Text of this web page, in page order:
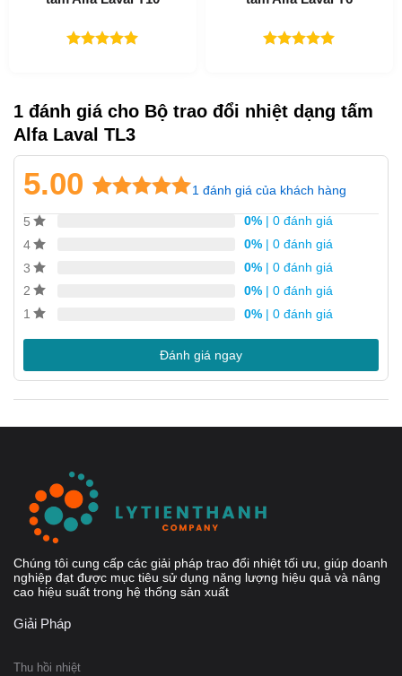
Ứng dụng của trao đổi nhiệt Alfa Laval TL3
Ngành công nghiệp hóa chất.
Năng lượng và hệ thống phụ trợ (Utility)
Máy móc và Sản xuất
Hàng hải và Vận tải
Khai thác, Khoáng sản và Bột màu công nghiệp
Bột giấy và Giấy
Công Nghiệp bán dẫn và Điện tử
Ngành Thép
1 đánh giá cho Bộ trao đổi nhiệt dạng tấm
Alfa Laval TL3
5.00
5.00trên 5
1
1 đánh giá của khách hàng
5 0% | 0 đánh giá
4
0% | 0 đánh giá
3
0% | 0 đánh giá
2
0% | 0 đánh giá
1
0% | 0 đánh giá
Đánh giá ngay
Chúng tôi cung cấp các giải pháp trao đổi nhiệt tối ưu, giúp doanh
nghiệp đạt được mục tiêu sử dụng năng lượng hiệu quả và nâng
cao hiệu suất trong hệ thống sản xuất
Giải Pháp
Thu hồi nhiệt